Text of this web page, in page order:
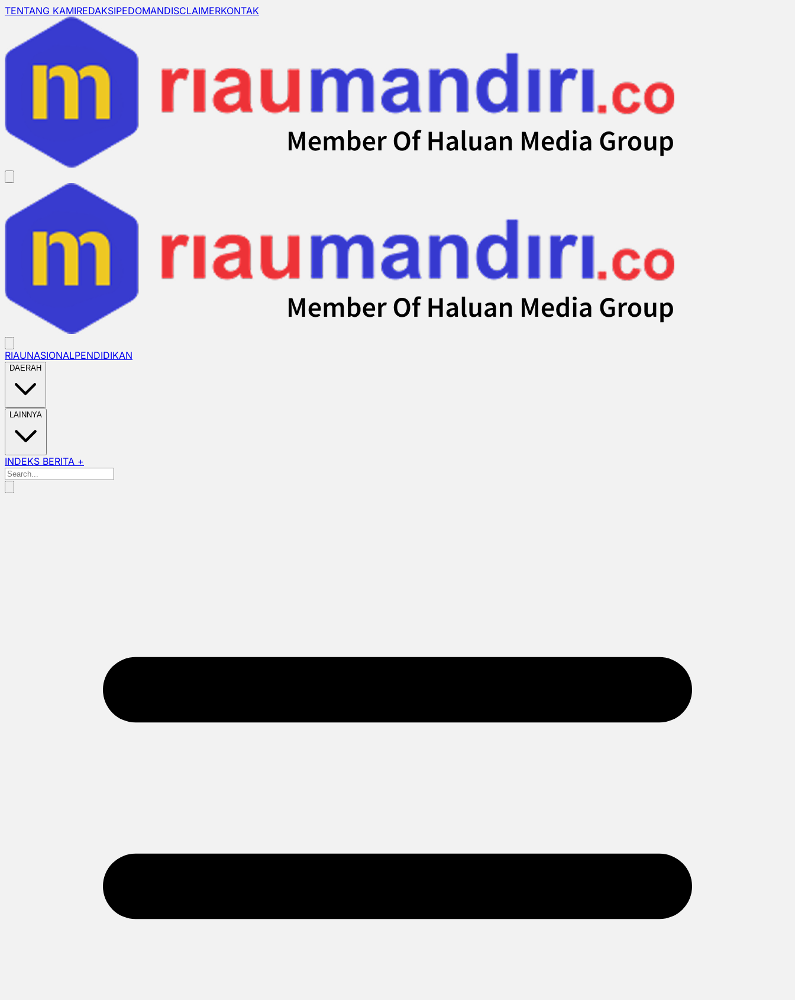
TENTANG KAMIREDAKSIPEDOMANDISCLAIMERKONTAK
RIAUNASIONALPENDIDIKAN
DAERAH
LAINNYA
INDEKS BERITA +